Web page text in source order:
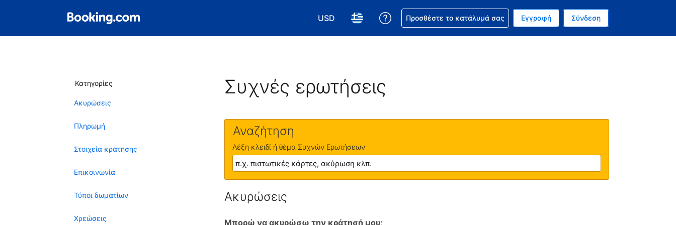
USD
Επιλέξτε το νόμισμά σας. Το τωρινό σας νόμισμα είναι Δολάριο Η.Π.Α.
Επιλέξτε τη γλώσσα σας. Η τωρινή σας γλώσσα είναι τα Ελληνικά
Βοήθεια για την κράτησή σας
Προσθέστε το κατάλυμά σας Εγγραφή Σύνδεση
Κατηγορίες
Ακυρώσεις
Πληρωμή
Στοιχεία κράτησης
Επικοινωνία
Τύποι δωματίων
Χρεώσεις
Συχνές ερωτήσεις
Αναζήτηση
Λέξη κλειδί ή θέμα Συχνών Ερωτήσεων
Ακυρώσεις
Μπορώ να ακυρώσω την κράτησή μου;